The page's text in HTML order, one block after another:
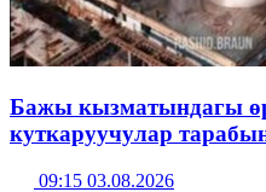
Бажы кызматындагы
куткаруучулар
09:15 03.08.2026